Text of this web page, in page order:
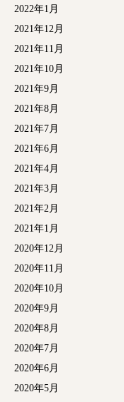
2022年1月
2021年12月
2021年11月
2021年10月
2021年9月
2021年8月
2021年7月
2021年6月
2021年4月
2021年3月
2021年2月
2021年1月
2020年12月
2020年11月
2020年10月
2020年9月
2020年8月
2020年7月
2020年6月
2020年5月